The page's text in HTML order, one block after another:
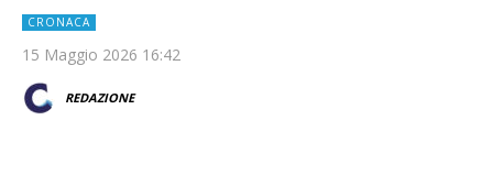
CRONACA
15 Maggio 2026 16:42
REDAZIONE